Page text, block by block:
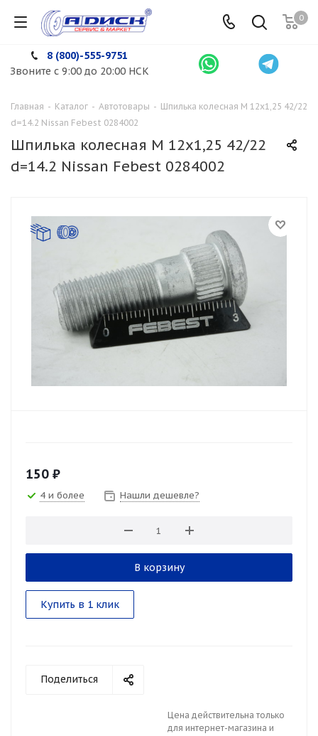
0
8 (800)-555-9751
Звоните с 9:00 до 20:00 НСК
Главная - Каталог - Автотовары - Шпилька колесная М 12х1,25 42/22
d=14.2 Nissan Febest 0284002
Шпилька колесная М 12х1,25 42/22
d=14.2 Nissan Febest 0284002
150 ₽
4 и более Нашли дешевле?
В корзину
Купить в 1 клик
Поделиться
Цена действительна только
для интернет-магазина и